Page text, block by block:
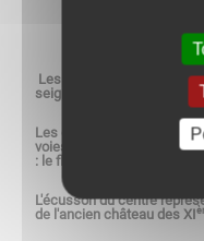
Les quartiers 1 et 4
seigneurs de LA SALLE,
Les quartiers 2 et 3
voies de communication
: le fleuve, la voie ferrée, la
L'écusson du centre
de l'ancien château des XI